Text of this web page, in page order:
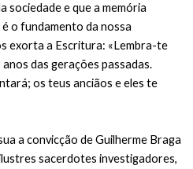
sociedade e que a memória
o fundamento da nossa
exorta a Escritura: «Lembra-te
das gerações passadas.
os teus anciãos e eles te
a convicção de Guilherme Braga
sacerdotes investigadores,